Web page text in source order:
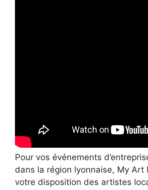
Pour vos événements
dans la région lyonnaise, My Art
votre disposition des artistes